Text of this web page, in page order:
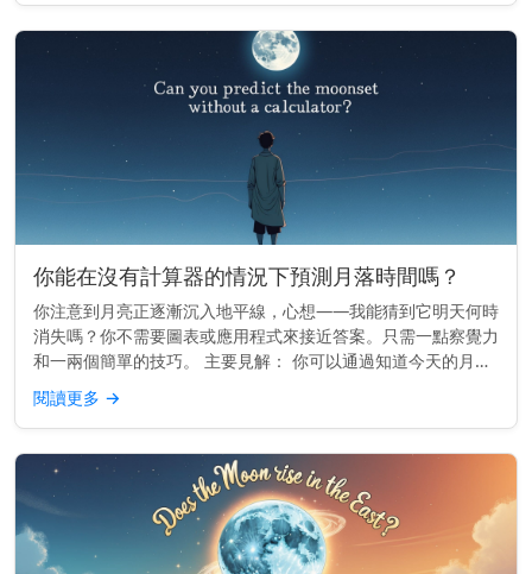
你能在沒有計算器的情況下預測月落時間嗎？
你注意到月亮正逐漸沉入地平線，心想——我能猜到它明天何時
消失嗎？你不需要圖表或應用程式來接近答案。只需一點察覺力
和一兩個簡單的技巧。 主要見解： 你可以通過知道今天的月落
時間，並減去大約50分鐘來預估明天的月落時間。 月亮的每日
漂移 月亮在...
閱讀更多 →